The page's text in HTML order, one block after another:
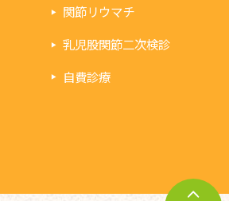
関節リウマチ
乳児股関節二次検診
自費診療